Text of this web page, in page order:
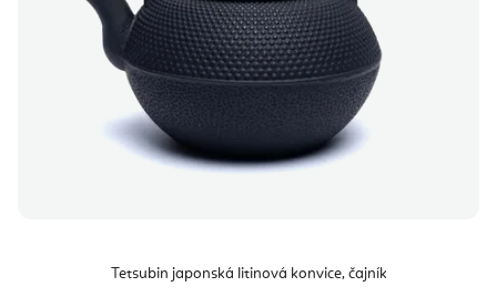
Tetsubin japonská litinová konvice, čajník